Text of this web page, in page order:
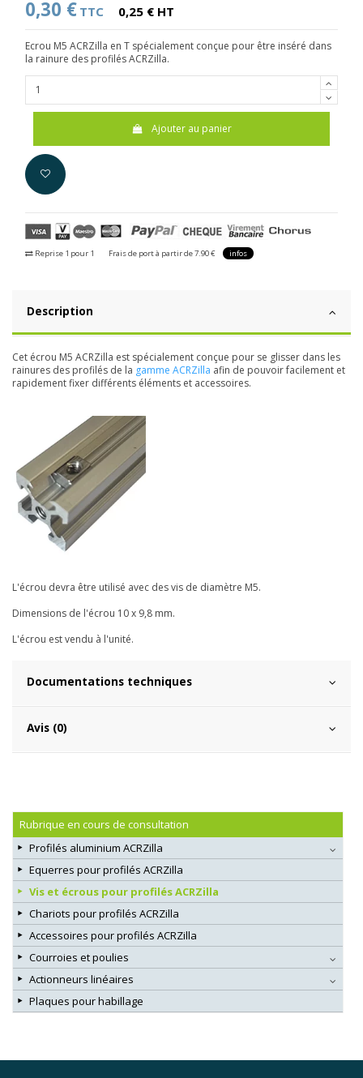
0,30 € TTC 0,25 € HT
Ecrou M5 ACRZilla en T spécialement conçue pour être inséré dans
la rainure des profilés ACRZilla.
Ajouter au panier
Reprise 1 pour 1 Frais de port à partir de 7.90 € infos
Description
Cet écrou M5 ACRZilla est spécialement conçue pour se glisser dans les
rainures des profilés de la gamme ACRZilla afin de pouvoir facilement et
rapidement fixer différents éléments et accessoires.
L'écrou devra être utilisé avec des vis de diamètre M5.
Dimensions de l'écrou 10 x 9,8 mm.
L'écrou est vendu à l'unité.
Documentations techniques
Avis (0)
Rubrique en cours de consultation
Profilés aluminium ACRZilla
Equerres pour profilés ACRZilla
Vis et écrous pour profilés ACRZilla
Chariots pour profilés ACRZilla
Accessoires pour profilés ACRZilla
Courroies et poulies
Actionneurs linéaires
Plaques pour habillage